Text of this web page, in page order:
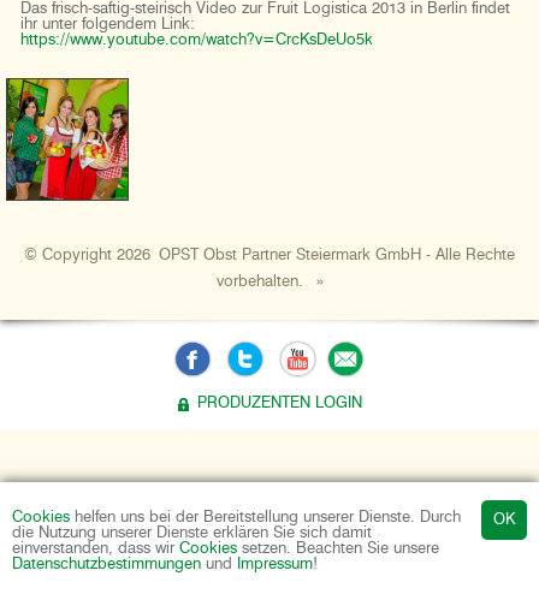
Cookies helfen uns bei der Bereitstellung unserer Dienste. Durch
die Nutzung unserer Dienste erklären Sie sich damit
einverstanden, dass wir Cookies setzen. Beachten Sie unsere
Datenschutzbestimmungen und Impressum!
Das frisch-saftig-steirisch Video zur Fruit Logistica 2013 in Berlin findet
ihr unter folgendem Link:
https://www.youtube.com/watch?v=CrcKsDeUo5k
© Copyright 2026 OPST Obst Partner Steiermark GmbH - Alle Rechte
vorbehalten.
»
PRODUZENTEN LOGIN